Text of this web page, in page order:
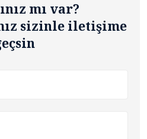
mı var?
sizinle iletişime